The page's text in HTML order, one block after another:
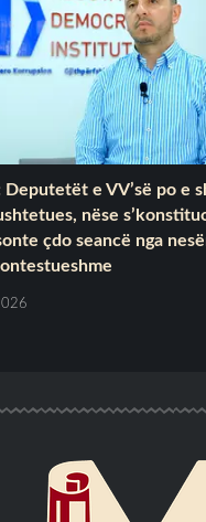
Deputetët e VV’së po e
nëse
çdo seancë nga